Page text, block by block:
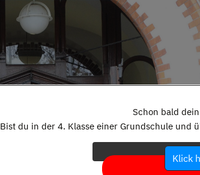
eigentlichen Inhalt
Bitte beachten Sie,
Schon bald
Bist du in der 4. Klasse einer Grundschule und
Klick